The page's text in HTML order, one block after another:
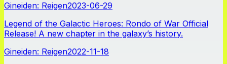
Gineiden: Reigen2023-06-29
Legend of the Galactic Heroes: Rondo of War Official
Release! A new chapter in the galaxy’s history.
Gineiden: Reigen2022-11-18